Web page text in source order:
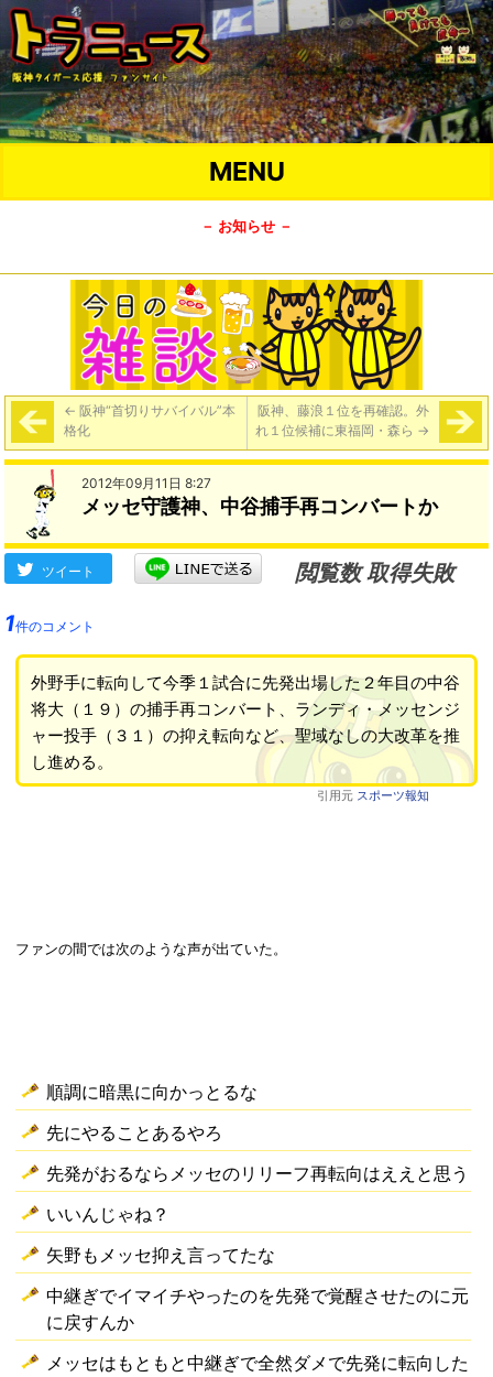
MENU
－ お知らせ －
← 阪神“首切りサバイバル”本
格化
阪神、藤浪１位を再確認。外
れ１位候補に東福岡・森ら →
2012年09月11日 8:27
メッセ守護神、中谷捕手再コンバートか
ツイート
閲覧数 取得失敗
1件のコメント
外野手に転向して今季１試合に先発出場した２年目の中谷
将大（１９）の捕手再コンバート、ランディ・メッセンジ
ャー投手（３１）の抑え転向など、聖域なしの大改革を推
し進める。
引用元 スポーツ報知
ファンの間では次のような声が出ていた。
順調に暗黒に向かっとるな
先にやることあるやろ
先発がおるならメッセのリリーフ再転向はええと思う
いいんじゃね？
矢野もメッセ抑え言ってたな
中継ぎでイマイチやったのを先発で覚醒させたのに元
に戻すんか
メッセはもともと中継ぎで全然ダメで先発に転向した